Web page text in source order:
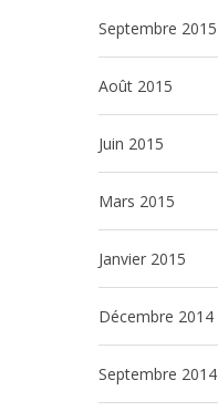
septembre 2015
août 2015
juin 2015
mars 2015
janvier 2015
décembre 2014
septembre 2014